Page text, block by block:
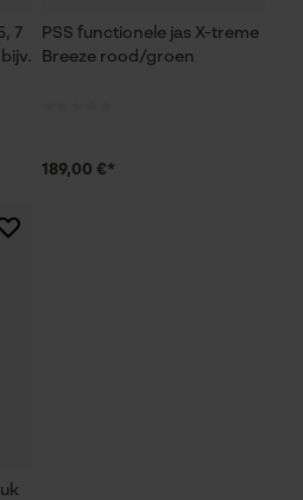
7
PSS functionele jas X-treme
Breeze rood/groen
189,00 €*
Maps